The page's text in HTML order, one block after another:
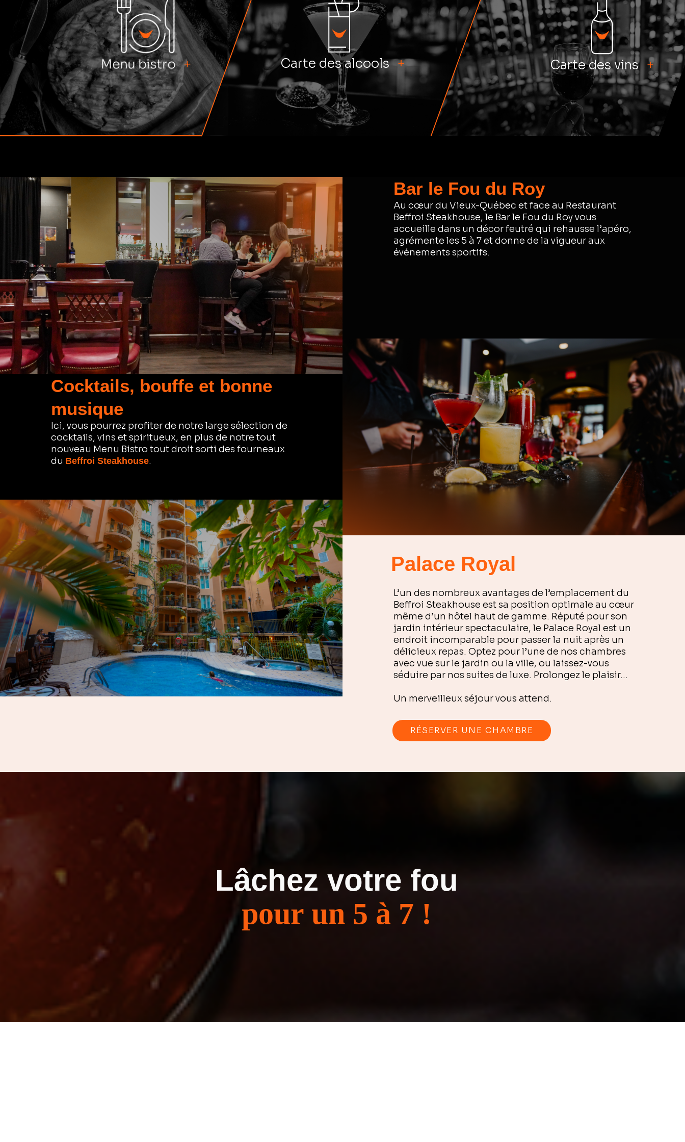
Menu bistro + Carte des alcools + Carte des vins +
Bar le Fou du Roy
Au cœur du Vieux-Québec et face au Restaurant
Beffroi Steakhouse, le Bar le Fou du Roy vous
accueille dans un décor feutré qui rehausse l’apéro,
agrémente les 5 à 7 et donne de la vigueur aux
événements sportifs.
Cocktails, bouffe et bonne
musique
Ici, vous pourrez profiter de notre large sélection de
cocktails, vins et spiritueux, en plus de notre tout
nouveau Menu Bistro tout droit sorti des fourneaux
du Beffroi Steakhouse.
Palace Royal
L’un des nombreux avantages de l’emplacement du
Beffroi Steakhouse est sa position optimale au cœur
même d’un hôtel haut de gamme. Réputé pour son
jardin intérieur spectaculaire, le Palace Royal est un
endroit incomparable pour passer la nuit après un
délicieux repas. Optez pour l’une de nos chambres
avec vue sur le jardin ou la ville, ou laissez-vous
séduire par nos suites de luxe. Prolongez le plaisir…
Un merveilleux séjour vous attend.
RÉSERVER UNE CHAMBRE
Lâchez votre fou
pour un 5 à 7 !